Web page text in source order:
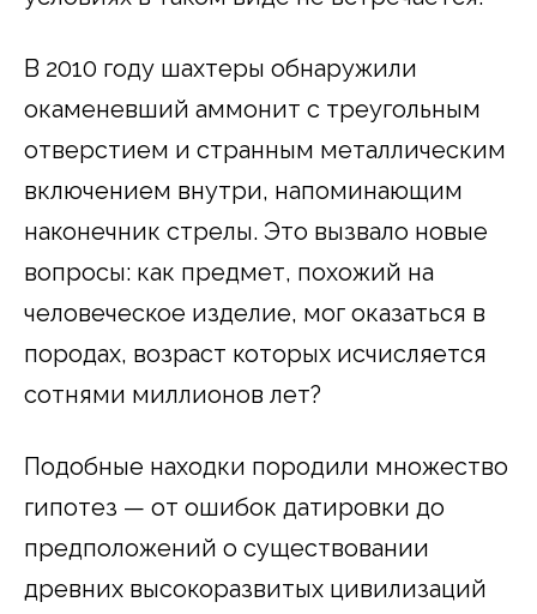
В 2010 году шахтеры обнаружили
окаменевший аммонит с треугольным
отверстием и странным металлическим
включением внутри, напоминающим
наконечник стрелы. Это вызвало новые
вопросы: как предмет, похожий на
человеческое изделие, мог оказаться в
породах, возраст которых исчисляется
сотнями миллионов лет?
Подобные находки породили множество
гипотез — от ошибок датировки до
предположений о существовании
древних высокоразвитых цивилизаций